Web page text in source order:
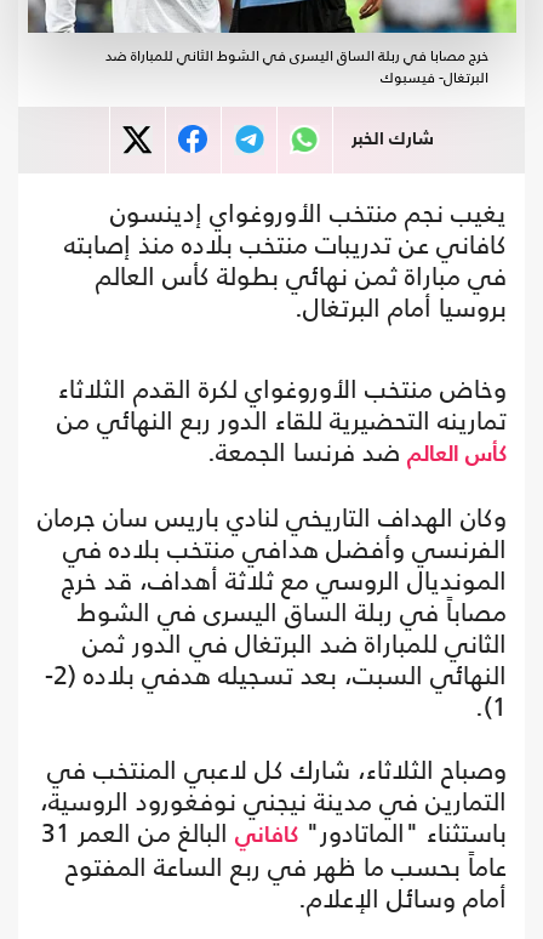
خرج مصابا في ربلة الساق اليسرى في الشوط الثاني للمباراة ضد
البرتغال- فيسبوك
شارك الخبر
يغيب نجم منتخب الأوروغواي إدينسون
كافاني عن تدريبات منتخب بلاده منذ إصابته
في مباراة ثمن نهائي بطولة كأس العالم
بروسيا أمام البرتغال.
وخاض منتخب الأوروغواي لكرة القدم الثلاثاء
تمارينه التحضيرية للقاء الدور ربع النهائي من
كأس العالم ضد فرنسا الجمعة.
وكان الهداف التاريخي لنادي باريس سان جرمان
الفرنسي وأفضل هدافي منتخب بلاده في
المونديال الروسي مع ثلاثة أهداف، قد خرج
مصاباً في ربلة الساق اليسرى في الشوط
الثاني للمباراة ضد البرتغال في الدور ثمن
النهائي السبت، بعد تسجيله هدفي بلاده (2-
1).
وصباح الثلاثاء، شارك كل لاعبي المنتخب في
التمارين في مدينة نيجني نوفغورود الروسية،
باستثناء "الماتادور" كافاني
البالغ من العمر 31
عاماً بحسب ما ظهر في ربع الساعة المفتوح
أمام وسائل الإعلام.